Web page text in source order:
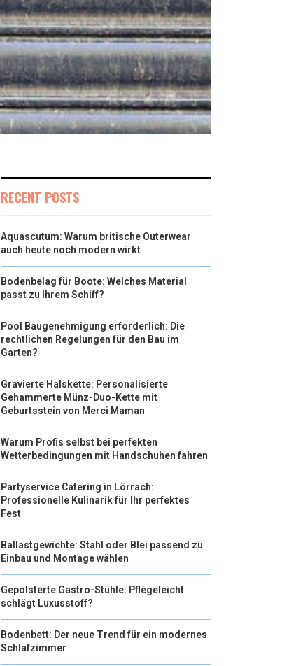
RECENT POSTS
Aquascutum: Warum britische Outerwear
auch heute noch modern wirkt
Bodenbelag für Boote: Welches Material
passt zu Ihrem Schiff?
Pool Baugenehmigung erforderlich: Die
rechtlichen Regelungen für den Bau im
Garten?
Gravierte Halskette: Personalisierte
Gehammerte Münz-Duo-Kette mit
Geburtsstein von Merci Maman
Warum Profis selbst bei perfekten
Wetterbedingungen mit Handschuhen fahren
Partyservice Catering in Lörrach:
Professionelle Kulinarik für Ihr perfektes
Fest
Ballastgewichte: Stahl oder Blei passend zu
Einbau und Montage wählen
Gepolsterte Gastro-Stühle: Pflegeleicht
schlägt Luxusstoff?
Bodenbett: Der neue Trend für ein modernes
Schlafzimmer